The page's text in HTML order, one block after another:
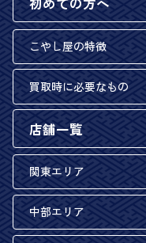
こやし屋の特徴
買取時に必要なもの
店舗一覧
関東エリア
中部エリア